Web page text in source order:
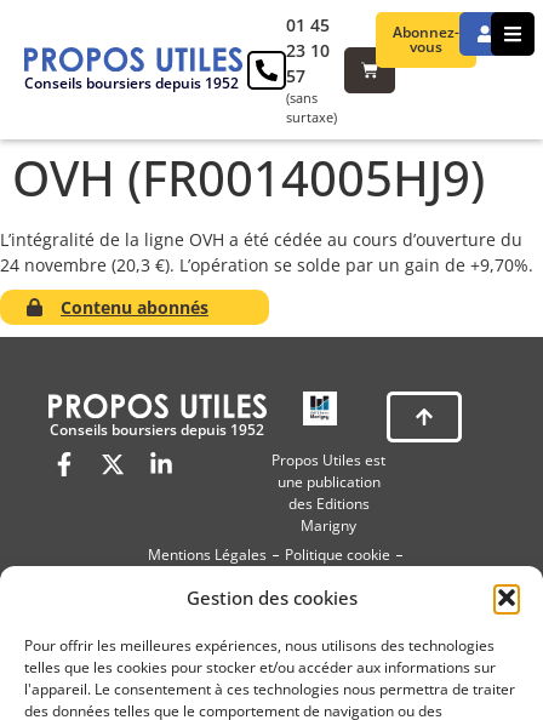
Gestion des cookies
Pour offrir les meilleures expériences, nous utilisons des technologies
telles que les cookies pour stocker et/ou accéder aux informations sur
l'appareil. Le consentement à ces technologies nous permettra de traiter
des données telles que le comportement de navigation ou des
Conseils boursiers depuis 1952
Abonnez-
vous
01 45
23 10
57
(sans
surtaxe)
OVH (FR0014005HJ9)
L’intégralité de la ligne OVH a été cédée au cours d’ouverture du
24 novembre (20,3 €). L’opération se solde par un gain de +9,70%.
Contenu abonnés
Conseils boursiers depuis 1952
Propos Utiles est
une publication
des Editions
Marigny
Mentions Légales
Politique cookie
Conditions générales de vente